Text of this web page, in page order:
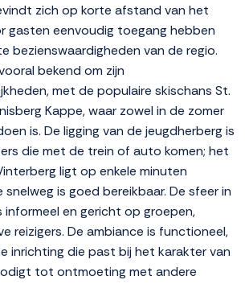
zich op korte afstand van het
gasten eenvoudig toegang hebben
bezienswaardigheden van de regio.
bekend om zijn
met de populaire skischans St.
Kappe, waar zowel in de zomer
is. De ligging van de jeugdherberg is
die met de trein of auto komen; het
ligt op enkele minuten
is goed bereikbaar. De sfeer in
informeel en gericht op groepen,
reizigers. De ambiance is functioneel,
inrichting die past bij het karakter van
tot ontmoeting met andere